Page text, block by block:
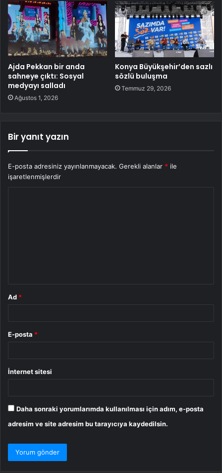
Ajda Pekkan bir anda
sahneye çıktı: Sosyal
medyayı salladı
Ağustos 1, 2026
Konya Büyükşehir’den sazlı
sözlü buluşma
Temmuz 29, 2026
Bir yanıt yazın
E-posta adresiniz yayınlanmayacak. Gerekli alanlar * ile
işaretlenmişlerdir
Ad *
E-posta *
İnternet sitesi
Daha sonraki yorumlarımda kullanılması için adım, e-posta
adresim ve site adresim bu tarayıcıya kaydedilsin.